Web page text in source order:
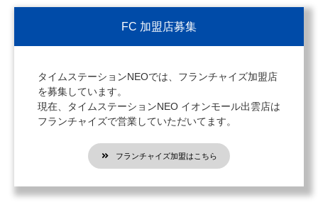
FC 加盟店募集
タイムステーションNEOでは、フランチャイズ加盟店
を募集しています。
現在、タイムステーションNEO イオンモール出雲店は
フランチャイズで営業していただいてます。
フランチャイズ加盟はこちら